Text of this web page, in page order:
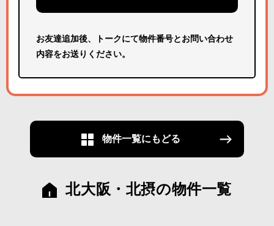
お友達追加後、トークにて物件番号とお問い合わせ
内容をお送りください。
物件一覧にもどる
北大阪・北摂の物件一覧